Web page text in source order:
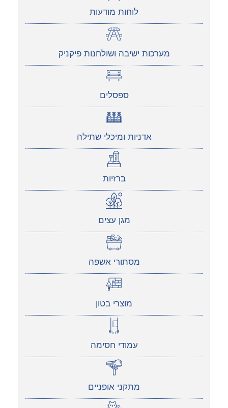
לוחות מודעות
מערכות ישיבה ושולחנות פיקניק
ספסלים
אדניות ומיכלי שתילה
ברזיות
מגן עצים
מסתורי אשפה
מוצרי בטון
עמודי חסימה
מתקני אופניים